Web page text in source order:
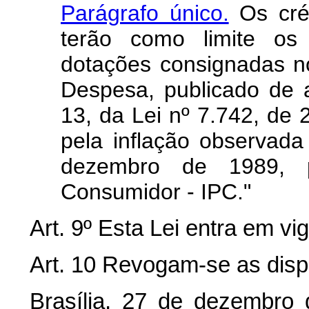
Parágrafo único. Os
terão como limite os
dotações consignadas
Despesa, publicado
13, da Lei nº 7.742, de
pela inflação
dezembro de
Consumidor - IPC."
Art. 9º Esta Lei entra em
Art. 10 Revogam-se as
Brasília, 27 de dezembro